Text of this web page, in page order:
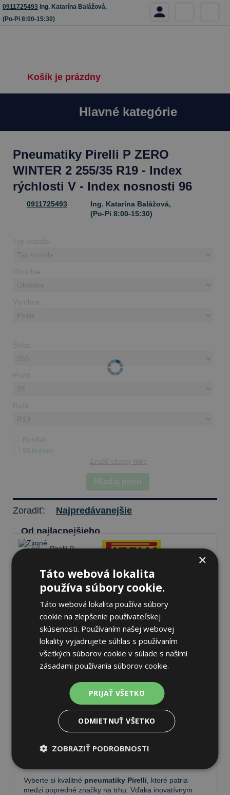
0911725493 Ing. Katarína Balážová,
(Po-Pi 8:00-15:30)
Košík je prázdny
Hlavné kategórie
Pneumatiky Pirelli P ZERO
WINTER 2 255/35 R19 - Index
rýchlosti V - Index nosnosti 96
0911725493
Ing. Katarína Balážová,
(Po-Pi 8:00-15:30)
Typ vozidla:
Obdobie:
Výrobca:
Šírka:
Profil:
Ráfik:
Runflat
Skladom
Zrušiť všetky filtre
Hľadaj pneu
Zoradiť:
Najpredávanejšie
Od najlacnejšieho
Pirelli P ZERO WINTER 2
255/35 R19 96 V Zimné
A C 70 dB
Na sklade 20+ ks-K odberu na predajni 12.8.2026
K odberu na17 pobočkách
ks
Pneumatiky Pirelli – kvalita a
Vyberte si kvalitné pneumatiky Pirelli , ktoré patria
medzi popredné značky na trhu. Vďaka inovatívnym
×
Táto webová lokalita
používa súbory cookie.
Táto webová lokalita používa súbory
cookie na zlepšenie používateľskej
skúsenosti. Používaním našej webovej
lokality vyjadrujete súhlas s používaním
všetkých súborov cookie v súlade s našimi
zásadami používania súborov cookie.
PRIJAŤ VŠETKO
ODMIETNUŤ VŠETKO
ZOBRAZIŤ PODROBNOSTI